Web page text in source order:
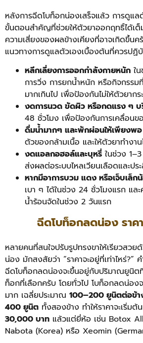
หลังการฉีดโบท็อกน่องเสร็จแล้ว การดูแล
ขั้นตอนสำคัญที่ช่วยให้ตัวยาออกฤทธิ์ได้เต็
ความเสี่ยงของผลข้างเคียงที่อาจเกิดขึ้นค
แนวทางการดูแลตัวเองเบื้องต้นที่ควรปฏิ
หลีกเลี่ยงการออกกำลังกายหนัก ใ
การวิ่ง การยกน้ำหนัก หรือกิจกรรม
มากเกินไป เพื่อป้องกันไม่ให้ตัวยาก
งดการนวด ขัดผิว หรือกดแรง ๆ
48 ชั่วโมง เพื่อป้องกันการเคลื่อนข
ดื่มน้ำมากๆ และพักผ่อนให้เพียงพอ
ตัวของกล้ามเนื้อ และให้ตัวยาทำงา
งดแอลกอฮอล์และบุหรี่ ในช่วง
ส่งผลต่อระบบไหลเวียนเลือดและป
หากมีอาการบวม แดง หรือเจ็บเล็ก
เบา ๆ ได้ในช่วง 24 ชั่วโมงแรก แล
น้ำร้อนจัดในช่วง 2 วันแรก
ฉีดโบท็อกลดน่อง ราคา
หลายคนที่สนใจปรับรูปทรงขาให้เรียวสว
น่อง มักสงสัยว่า “ราคาจะอยู่ที่เท่าไหร่?”
ฉีดโบท็อกลดน่องจะขึ้นอยู่กับปริมาณยูนิต
ท็อกที่เลือกครับ โดยทั่วไป โบท็อกลดน่อง
มาก เฉลี่ยประมาณ 100–200 ยูนิตต่อข้า
400 ยูนิต ทั้งสองข้าง ทำให้ราคาจะเริ่มต้
30,000 บาท แล้วแต่ยี่ห้อ เช่น Botox
Nabota (Korea) หรือ Xeomin